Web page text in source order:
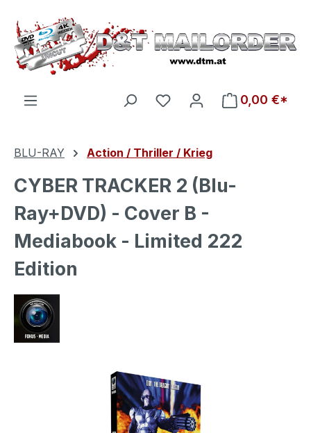
Zum Hauptinhalt springen
Du hast 0 Produkte auf
0,00 €*
BLU-RAY Action / Thriller / Krieg
CYBER TRACKER 2 (Blu-
Ray+DVD) - Cover B -
Mediabook - Limited 222
Edition
Bildergalerie überspringen